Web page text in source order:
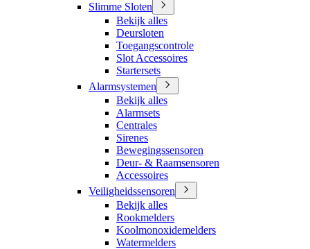
Slimme Sloten
Bekijk alles
Deursloten
Toegangscontrole
Slot Accessoires
Startersets
Alarmsystemen
Bekijk alles
Alarmsets
Centrales
Sirenes
Bewegingssensoren
Deur- & Raamsensoren
Accessoires
Veiligheidssensoren
Bekijk alles
Rookmelders
Koolmonoxidemelders
Watermelders